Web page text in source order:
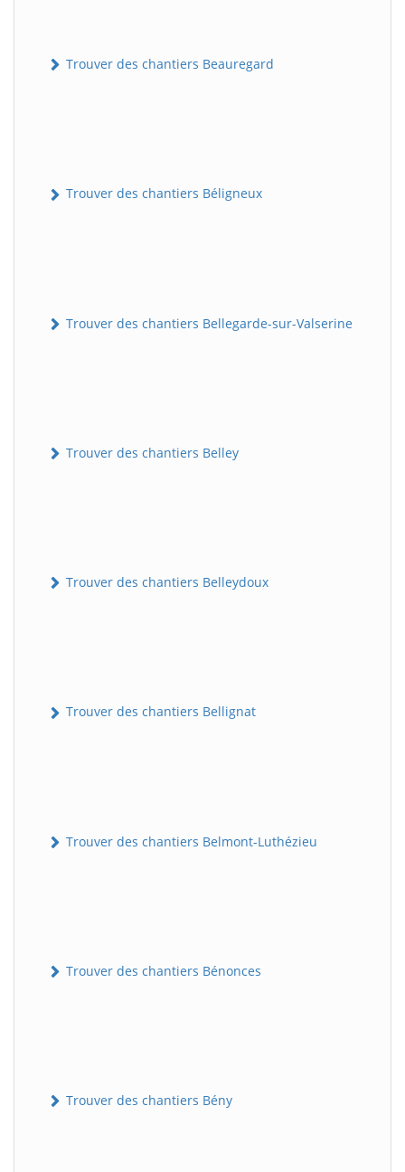
Trouver des chantiers Beauregard
Trouver des chantiers Béligneux
Trouver des chantiers Bellegarde-sur-Valserine
Trouver des chantiers Belley
Trouver des chantiers Belleydoux
Trouver des chantiers Bellignat
Trouver des chantiers Belmont-Luthézieu
Trouver des chantiers Bénonces
Trouver des chantiers Bény